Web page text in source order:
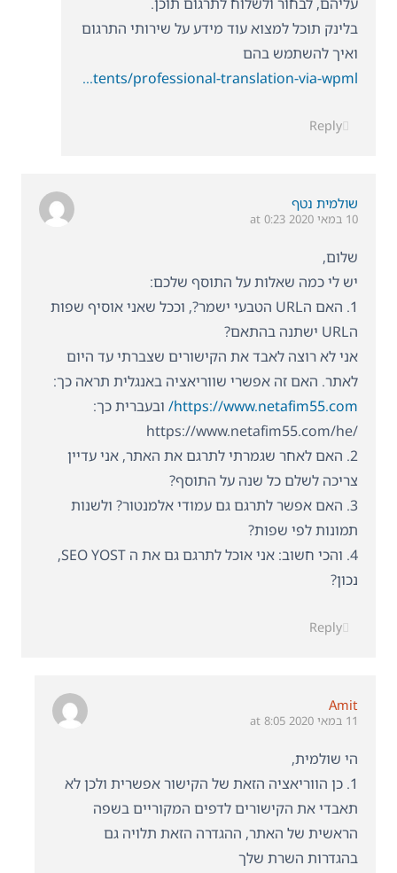
בלינק תוכל למצוא עוד מידע על שירותי התרגום
ואיך להשתמש בהם
https://wpml.org/documentation/translating-your-contents/professional-translation-via-wpml/
Reply
שולמית נטף
10 במאי 2020 at 0:23
שלום,
יש לי כמה שאלות על התוסף שלכם:
1. האם הURL הטבעי ישמר?, וככל שאני אוסיף שפות
הURL ישתנה בהתאם?
אני לא רוצה לאבד את הקישורים שצברתי עד היום
לאתר. האם זה אפשרי שווריאציה באנגלית תראה כך:
https://www.netafim55.com/ ובעברית כך:
/https://www.netafim55.com/he
2. האם לאחר שגמרתי לתרגם את האתר, אני עדיין
צריכה לשלם כל שנה על התוסף?
3. האם אפשר לתרגם גם עמודי אלמנטור? ולשנות
תמונות לפי שפות?
4. והכי חשוב: אני אוכל לתרגם גם את ה SEO YOST,
נכון?
Reply
Amit
11 במאי 2020 at 8:05
הי שולמית,
1. כן הווריאציה הזאת של הקישור אפשרית ולכן לא
תאבדי את הקישורים לדפים המקוריים בשפה
הראשית של האתר, ההגדרה הזאת תלויה גם
בהגדרות השרת שלך